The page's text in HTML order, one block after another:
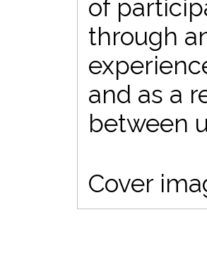
of
through
and as a
between
Cover